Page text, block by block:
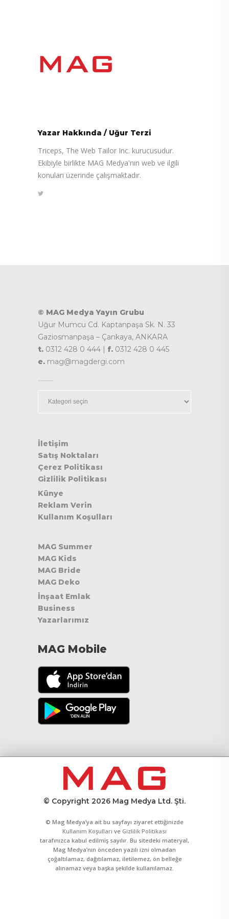
Yazar Hakkında / Uğur Terzi
Triceps, The Web Tailor Inc. kurucusudur.
Ekibiyle birlikte MAG Medya'nın web ve ilgili
konuları üzerinde çalışmaktadır.
© MAG Medya Yayın Grubu
Uğur Mumcu Cd. Kaptanpaşa Sk. N. 33
Gaziosmanpaşa – Çankaya, ANKARA
t. 0312 428 0 444 | f. 0312 428 0 445
e. mag@magdergi.com
İletişim
Satış Noktaları
Çerez Politikası
Gizlilik Politikası
Künye
Reklam Verin
Kullanım Koşulları
MAG Summer
MAG Kids
MAG Bride
MAG Deko
İnşaat Emlak
Business
Yazarlarımız
MAG Mobile
© Copyright 2026 Mag Medya Ltd. Şti.
© Mag Medya’ya ait bu sayfayı ziyaret ettiğinizde
Kullanım Koşulları ve Gizlilik Politikası
tarafınızca kabul edilmiş sayılır. Bu sitedeki materyal,
Mag Medya’nın önceden yazılı izni olmadan
çoğaltılamaz, dağıtılamaz, iletilemez, ön belleğe
alınamaz veya başka şekilde kullanılamaz.